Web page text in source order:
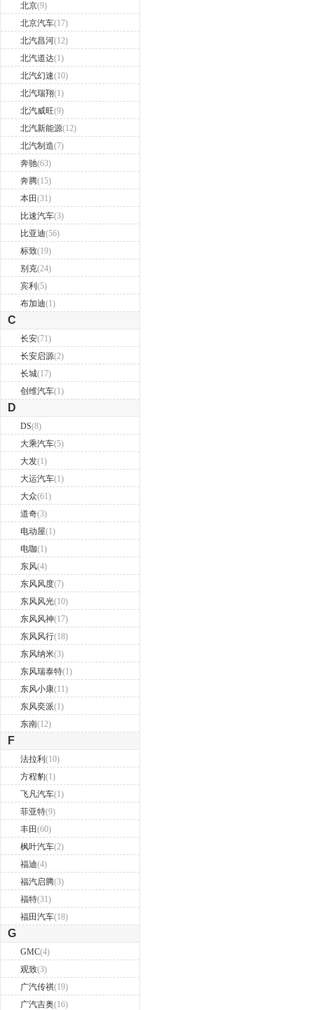
北京(9)
北京汽车(17)
北汽昌河(12)
北汽道达(1)
北汽幻速(10)
北汽瑞翔(1)
北汽威旺(9)
北汽新能源(12)
北汽制造(7)
奔驰(63)
奔腾(15)
本田(31)
比速汽车(3)
比亚迪(56)
标致(19)
别克(24)
宾利 (5)
布加迪(1)
C
长安(71)
长安启源(2)
长城(17)
创维汽车(1)
D
DS(8)
大乘汽车(5)
大发(1)
大运汽车(1)
大众(61)
道奇(3)
电动屋(1)
电咖(1)
东风(4)
东风风度(7)
东风风光(10)
东风风神(17)
东风风行(18)
东风纳米(3)
东风瑞泰特(1)
东风小康(11)
东风奕派(1)
东南(12)
F
法拉利 (10)
方程豹(1)
飞凡汽车(1)
菲亚特(9)
丰田(60)
枫叶汽车(2)
福迪(4)
福汽启腾(3)
福特(31)
福田汽车(18)
G
GMC(4)
观致(3)
广汽传祺(19)
广汽吉奥(16)